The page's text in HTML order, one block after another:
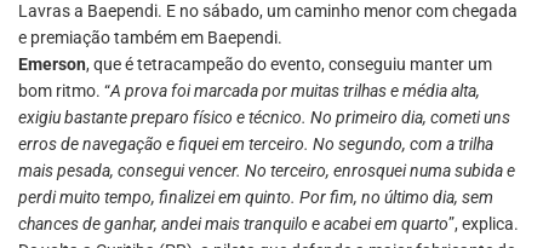
Lavras a Baependi. E no sábado, um caminho menor com chegada
e premiação também em Baependi.
Emerson, que é tetracampeão do evento, conseguiu manter um
bom ritmo. “A prova foi marcada por muitas trilhas e média alta,
exigiu bastante preparo físico e técnico. No primeiro dia, cometi uns
erros de navegação e fiquei em terceiro. No segundo, com a trilha
mais pesada, consegui vencer. No terceiro, enrosquei numa subida e
perdi muito tempo, finalizei em quinto. Por fim, no último dia, sem
chances de ganhar, andei mais tranquilo e acabei em quarto”, explica.